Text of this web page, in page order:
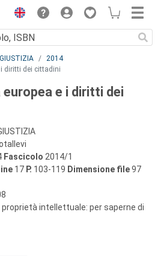
2014
diritti dei cittadini
e i diritti dei
Fascicolo 2014/1
17 P. 103-119 Dimensione file97
proprietà intellettuale: per saperne di